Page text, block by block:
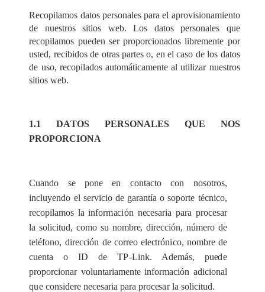
Recopilamos datos personales para el aprovisionamiento
de nuestros sitios web. Los datos personales que
recopilamos pueden ser proporcionados libremente por
usted, recibidos de otras partes o, en el caso de los datos
de uso, recopilados automáticamente al utilizar nuestros
sitios web.
1.1 DATOS PERSONALES QUE NOS
PROPORCIONA
Cuando se pone en contacto con nosotros,
incluyendo el servicio de garantía o soporte técnico,
recopilamos la información necesaria para procesar
la solicitud, como su nombre, dirección, número de
teléfono, dirección de correo electrónico, nombre de
cuenta oID de TP-Link. Además, puede
proporcionar voluntariamente información adicional
que considere necesaria para procesar la solicitud.